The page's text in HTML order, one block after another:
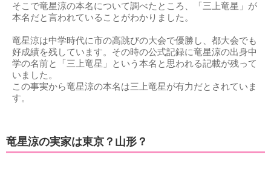
そこで竜星涼の本名について調べたところ、「三上竜星」が
本名だと言われていることがわかりました。
竜星涼は中学時代に市の高跳びの大会で優勝し、都大会でも
好成績を残しています。その時の公式記録に竜星涼の出身中
学の名前と「三上竜星」という本名と思われる記載が残って
いました。
この事実から竜星涼の本名は三上竜星が有力だとされていま
す。
竜星涼の実家は東京？山形？